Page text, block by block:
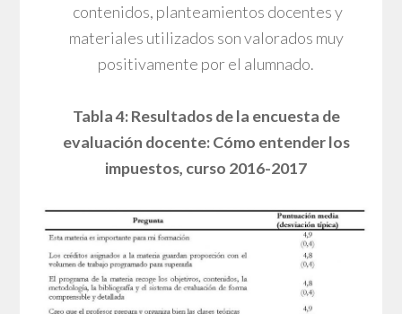
contenidos, planteamientos docentes y
materiales utilizados son valorados muy
positivamente por el alumnado.
Tabla 4: Resultados de la encuesta de
evaluación docente: Cómo entender los
impuestos, curso 2016-2017